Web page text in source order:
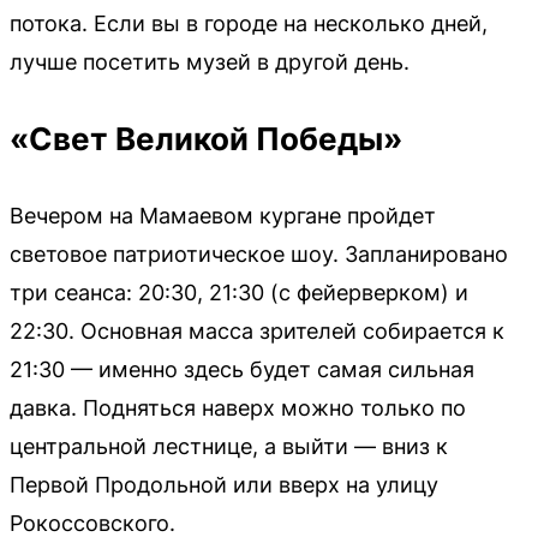
потока. Если вы в городе на несколько дней,
лучше посетить музей в другой день.
«Свет Великой Победы»
Вечером на Мамаевом кургане пройдет
световое патриотическое шоу. Запланировано
три сеанса: 20:30, 21:30 (с фейерверком) и
22:30. Основная масса зрителей собирается к
21:30 — именно здесь будет самая сильная
давка. Подняться наверх можно только по
центральной лестнице, а выйти — вниз к
Первой Продольной или вверх на улицу
Рокоссовского.